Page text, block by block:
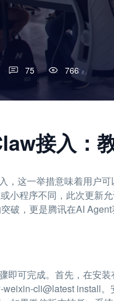
75 766
接入：
，这一举措意味着用户
小程序不同，此次更新
破，更是腾讯在AI Agent
即可完成。首先，在安
cli@latest install。